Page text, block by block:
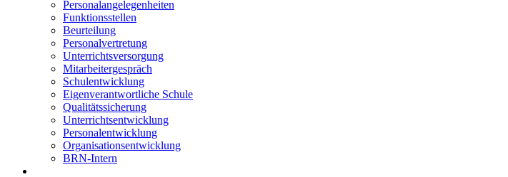
Personalangelegenheiten
Funktionsstellen
Beurteilung
Personalvertretung
Unterrichtsversorgung
Mitarbeitergespräch
Schulentwicklung
Eigenverantwortliche Schule
Qualitätssicherung
Unterrichtsentwicklung
Personalentwicklung
Organisationsentwicklung
BRN-Intern